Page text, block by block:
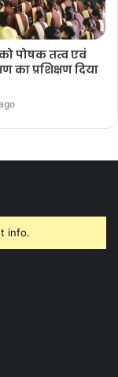
को पोषक तत्व एवं
का प्रशिक्षण दिया
info.